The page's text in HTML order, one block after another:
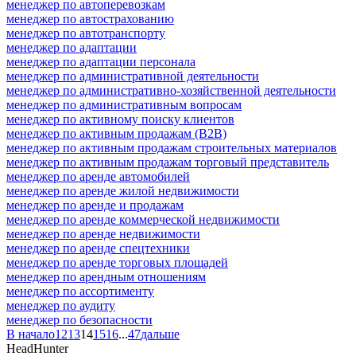
менеджер по автоперевозкам
менеджер по автострахованию
менеджер по автотранспорту
менеджер по адаптации
менеджер по адаптации персонала
менеджер по административной деятельности
менеджер по административно-хозяйственной деятельности
менеджер по административным вопросам
менеджер по активному поиску клиентов
менеджер по активным продажам (B2B)
менеджер по активным продажам строительных материалов
менеджер по активным продажам торговый представитель
менеджер по аренде автомобилей
менеджер по аренде жилой недвижимости
менеджер по аренде и продажам
менеджер по аренде коммерческой недвижимости
менеджер по аренде недвижимости
менеджер по аренде спецтехники
менеджер по аренде торговых площадей
менеджер по арендным отношениям
менеджер по ассортименту
менеджер по аудиту
менеджер по безопасности
В начало1213141516...47дальше
HeadHunter